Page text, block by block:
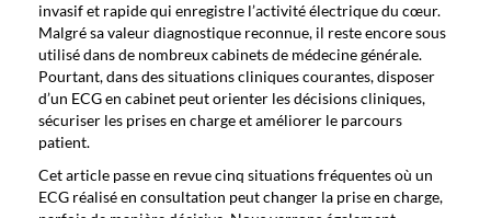
invasif et rapide qui enregistre l’activité électrique du cœur.
Malgré sa valeur diagnostique reconnue, il reste encore sous
utilisé dans de nombreux cabinets de médecine générale.
Pourtant, dans des situations cliniques courantes, disposer
d’un ECG en cabinet peut orienter les décisions cliniques,
sécuriser les prises en charge et améliorer le parcours
patient.
Cet article passe en revue cinq situations fréquentes où un
ECG réalisé en consultation peut changer la prise en charge,